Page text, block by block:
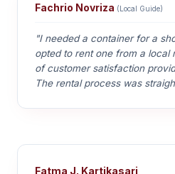
Fachrio Novriza (Local Guide)
"I needed a container for a
opted to rent one from a local
of customer satisfaction
The rental process was
Fatma J. Kartikasari